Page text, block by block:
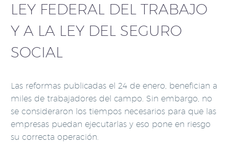
LEY FEDERAL DEL TRABAJO
Y A LA LEY DEL SEGURO
SOCIAL
Las reformas publicadas el 24 de enero, benefician a
miles de trabajadores del campo. Sin embargo, no
se consideraron los tiempos necesarios para que las
empresas puedan ejecutarlas y eso pone en riesgo
su correcta operación.